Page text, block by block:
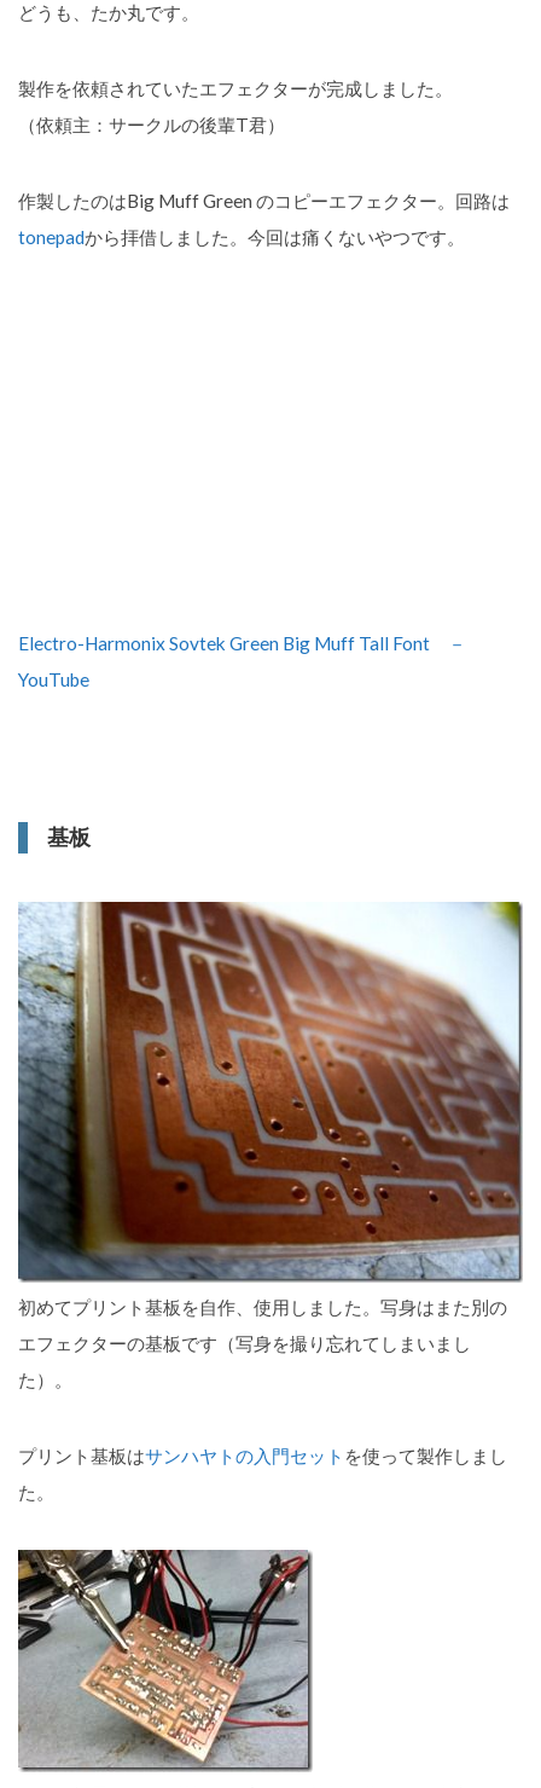
どうも、たか丸です。
製作を依頼されていたエフェクターが完成しました。
（依頼主：サークルの後輩T君）
作製したのはBig Muff Green のコピーエフェクター。回路は
tonepadから拝借しました。今回は痛くないやつです。
Electro-Harmonix Sovtek Green Big Muff Tall Font －
YouTube
基板
初めてプリント基板を自作、使用しました。写身はまた別の
エフェクターの基板です（写身を撮り忘れてしまいまし
た）。
プリント基板はサンハヤトの入門セット を使って製作しまし
た。